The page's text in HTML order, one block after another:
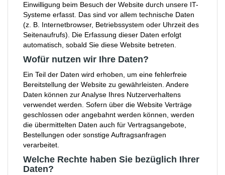
Einwilligung beim Besuch der Website durch unsere IT-
Systeme erfasst. Das sind vor allem technische Daten
(z. B. Internetbrowser, Betriebssystem oder Uhrzeit des
Seitenaufrufs). Die Erfassung dieser Daten erfolgt
automatisch, sobald Sie diese Website betreten.
Wofür nutzen wir Ihre Daten?
Ein Teil der Daten wird erhoben, um eine fehlerfreie
Bereitstellung der Website zu gewährleisten. Andere
Daten können zur Analyse Ihres Nutzerverhaltens
verwendet werden. Sofern über die Website Verträge
geschlossen oder angebahnt werden können, werden
die übermittelten Daten auch für Vertragsangebote,
Bestellungen oder sonstige Auftragsanfragen
verarbeitet.
Welche Rechte haben Sie bezüglich Ihrer
Daten?